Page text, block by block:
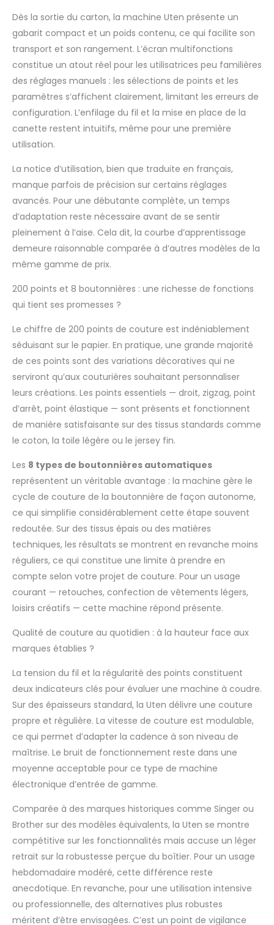
types de boutonnières
one-step auto-size,
des positions d'aiguilles
va répondre à tous vos
besoins en couture.
【Caractéristiques de
Commodité】La
machine à coudre
portable est équipée
connaître facilement et
directement la
sélection de points
informatisée,
outre, boutons de
commodité tels que
mémorisée haut/bas
aiguille avec échelle en
pouces et en
centimètres. Bullet
point
【Longueur et
Largeur de Point
Variable】Ajustez la
longueur et la largeur
pour varier. La longueur
est 0mm à 7mm et la
largeur est 0mm à
lève-pieds est jusqu’à
5,5 mm. Contrôle de la
vitesse pour votre
niveau de confort. La
machine à coudre
électronique a une
vitesse de couture
maximale de 700±50
points par minute. Les
projets peuvent être
cousus rapidement.
【Machine Facile à
est équipée d'un
à installation rapide.
Système de bobinage
rapide et automatique,
ainsi que d'un bras libre
pour coudre poignets
et manches. Les
réglages à double
aiguille. Contrôle de la
pour coudre pour
différents types de
projets. Une zone de
travail éclairée par une
lumière LED.
【Haute
Qualité et Achat Sans
Risque】Garantie de 24
mois et service à la
clientèle à vie. Si vous
avez un problème avec
machine à coudre
Dès la sortie du carton, la machine Uten présente un
gabarit compact et un poids contenu, ce qui facilite son
transport et son rangement. L’écran multifonctions
constitue un atout réel pour les utilisatrices peu familières
des réglages manuels : les sélections de points et les
paramètres s’affichent clairement, limitant les erreurs de
configuration. L’enfilage du fil et la mise en place de la
canette restent intuitifs, même pour une première
utilisation.
La notice d’utilisation, bien que traduite en français,
manque parfois de précision sur certains réglages
avancés. Pour une débutante complète, un temps
d’adaptation reste nécessaire avant de se sentir
pleinement à l’aise. Cela dit, la courbe d’apprentissage
demeure raisonnable comparée à d’autres modèles de la
même gamme de prix.
200 points et 8 boutonnières : une richesse de fonctions
qui tient ses promesses ?
Le chiffre de 200 points de couture est indéniablement
séduisant sur le papier. En pratique, une grande majorité
de ces points sont des variations décoratives qui ne
serviront qu’aux couturières souhaitant personnaliser
leurs créations. Les points essentiels — droit, zigzag, point
d’arrêt, point élastique — sont présents et fonctionnent
de manière satisfaisante sur des tissus standards comme
le coton, la toile légère ou le jersey fin.
Les 8 types de boutonnières automatiques
représentent un véritable avantage : la machine gère le
cycle de couture de la boutonnière de façon autonome,
ce qui simplifie considérablement cette étape souvent
redoutée. Sur des tissus épais ou des matières
techniques, les résultats se montrent en revanche moins
réguliers, ce qui constitue une limite à prendre en
compte selon votre projet de couture. Pour un usage
courant — retouches, confection de vêtements légers,
loisirs créatifs — cette machine répond présente.
Qualité de couture au quotidien : à la hauteur face aux
marques établies ?
La tension du fil et la régularité des points constituent
deux indicateurs clés pour évaluer une machine à coudre.
Sur des épaisseurs standard, la Uten délivre une couture
propre et régulière. La vitesse de couture est modulable,
ce qui permet d’adapter la cadence à son niveau de
maîtrise. Le bruit de fonctionnement reste dans une
moyenne acceptable pour ce type de machine
électronique d’entrée de gamme.
Comparée à des marques historiques comme Singer ou
Brother sur des modèles équivalents, la Uten se montre
compétitive sur les fonctionnalités mais accuse un léger
retrait sur la robustesse perçue du boîtier. Pour un usage
hebdomadaire modéré, cette différence reste
anecdotique. En revanche, pour une utilisation intensive
ou professionnelle, des alternatives plus robustes
méritent d’être envisagées. C’est un point de vigilance